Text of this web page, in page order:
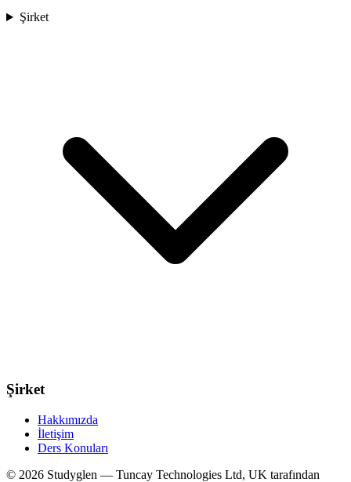
Şirket
Şirket
Hakkımızda
İletişim
Ders Konuları
© 2026 Studyglen — Tuncay Technologies Ltd, UK tarafından